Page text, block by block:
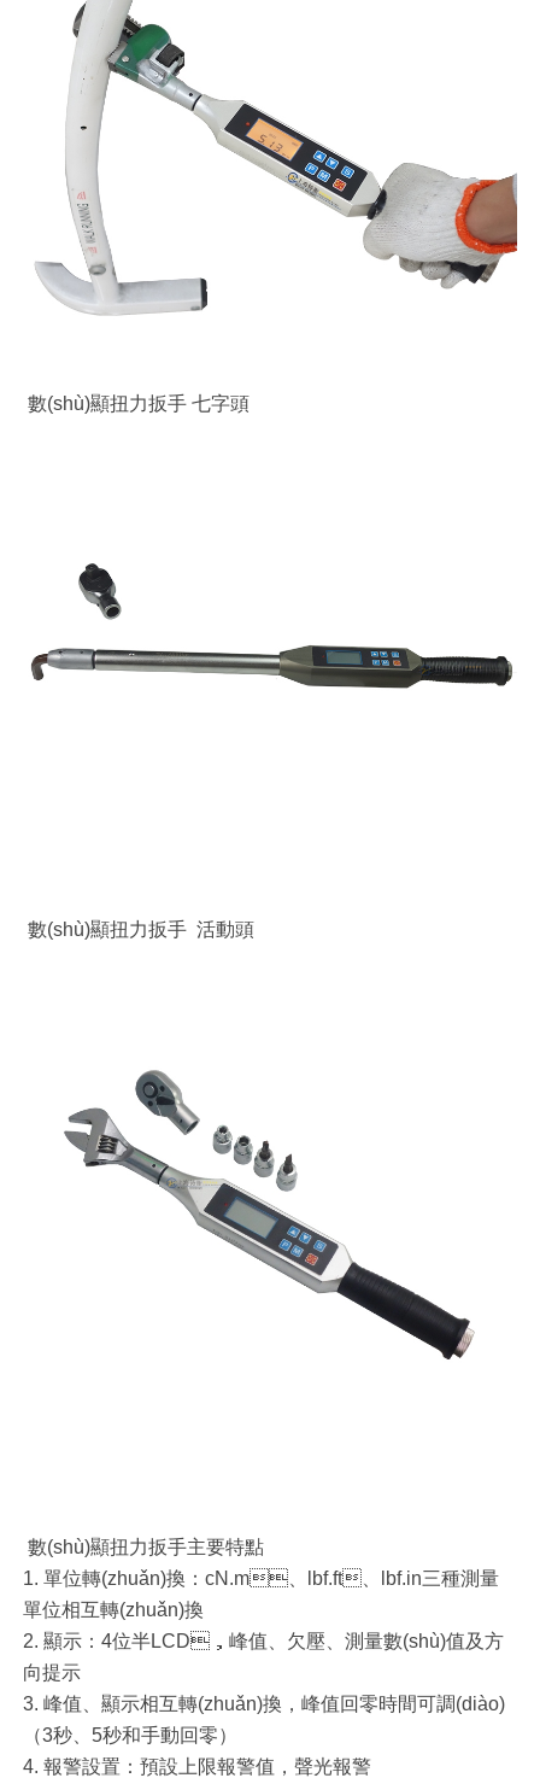
數(shù)顯扭力扳手 七字頭
數(shù)顯扭力扳手 活動頭
數(shù)顯扭力扳手主要特點
1. 單位轉(zhuǎn)換：cN.m、lbf.ft、lbf.in三種測量
單位相互轉(zhuǎn)換
2. 顯示：4位半LCD，峰值、欠壓、測量數(shù)值及方
向提示
3. 峰值、顯示相互轉(zhuǎn)換，峰值回零時間可調(diào)
（3秒、5秒和手動回零）
4. 報警設置：預設上限報警值，聲光報警